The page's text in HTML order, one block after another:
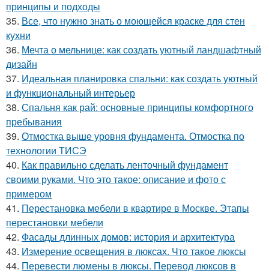
принципы и подходы
35. Все, что нужно знать о моющейся краске для стен
кухни
36. Мечта о мельнице: как создать уютный ландшафтный
дизайн
37. Идеальная планировка спальни: как создать уютный
и функциональный интерьер
38. Спальня как рай: основные принципы комфортного
пребывания
39. Отмостка выше уровня фундамента. Отмостка по
технологии ТИСЭ
40. Как правильно сделать ленточный фундамент
своими руками. Что это такое: описание и фото с
примером
41. Перестановка мебели в квартире в Москве. Этапы
перестановки мебели
42. Фасады длинных домов: история и архитектура
43. Измерение освещения в люксах. Что такое люксы
44. Перевести люмены в люксы. Перевод люксов в